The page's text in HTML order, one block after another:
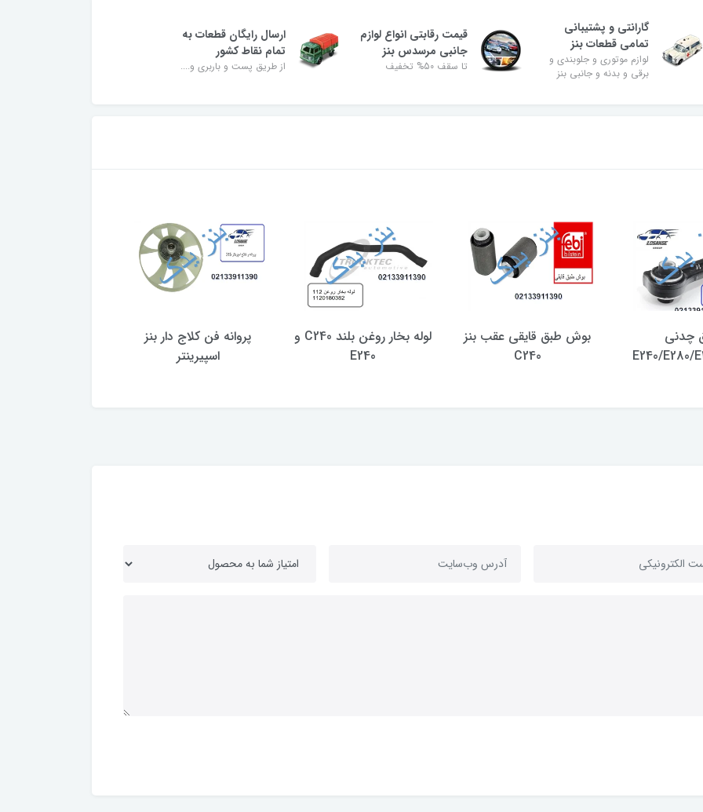
گارانتی و پشتیبانی
تمامی قطعات بنز
لوازم موتوری و جلوبندی و
برقی و بدنه و جانبی بنز
قیمت رقابتی انواع لوازم
جانبی مرسدس بنز
تا سقف 50% تخفیف
ارسال رایگان قطعات به
تمام نقاط کشور
از طریق پست و باربری و....
چدنی
E240/E280/
بوش طبق قایقی عقب بنز
C240
لوله بخار روغن بلند C240 و
E240
پروانه فن کلاج دار بنز
اسپیرینتر